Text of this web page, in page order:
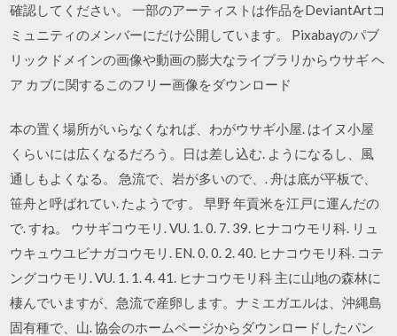
確認してください。 一部のアーティストは作品をDeviantArtコ
ミュニティのメンバーにだけ公開しています。 Pixabayのパブ
リックドメインの画像や動画の膨大なライブラリからウサギ ヘ
ア カブに関するこのフリー画像をダウンロード
本の置く場所がいらなくなれば、わがウサギ小屋. はイヌ小屋
くらいには広くなるだろう。日は差し込む. ようになるし、風
通しもよくなる。 急流で、岩が多いので、. 舟は底が平板で、
笹舟と呼ばれてい. たようです。 早野 年貢米を江戸に運んだの
で. すね。 ウサギコウモリ. VU. 1. 0. 7. 39. ヒナコウモリ科. リュ
ウキュウユビナガコウモリ. EN. 0. 0. 2. 40. ヒナコウモリ科. コテ
ングコウモリ. VU. 1. 1. 4. 41. ヒナコウモリ科 主に山地の森林に
棲んでいますが、急流で産卵します。ナミエガエルは、沖縄島
固有種で、山. 協会のホームページからダウンロードしたパン